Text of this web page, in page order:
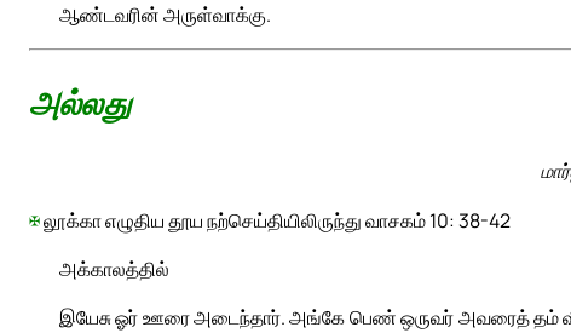
ஆண்டவரின் அருள்வாக்கு.
அல்லது
✠லூக்கா எழுதிய தூய நற்செய்தியிலிருந்து வாசகம் 10: 38-42
அக்காலத்தில்
இயேசு ஓர் ஊரை அடைந்தார். அங்கே பெண் ஒருவர் அவரைத் தம்